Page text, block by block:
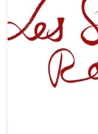
Des élèves de première